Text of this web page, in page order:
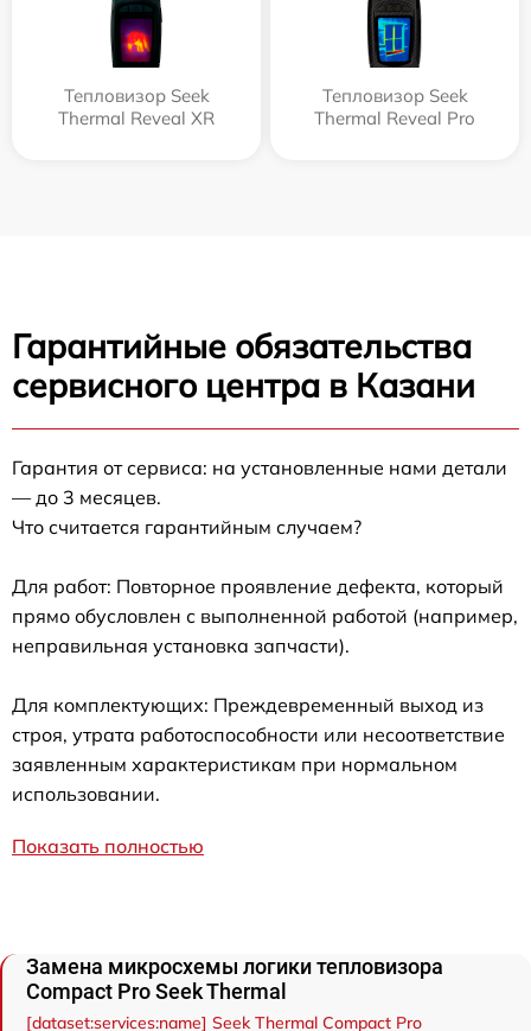
Тепловизор Seek
Thermal Reveal XR
Тепловизор Seek
Thermal Reveal Pro
Гарантийные обязательства
сервисного центра в Казани
Гарантия от сервиса: на установленные нами детали
— до 3 месяцев.
Что считается гарантийным случаем?
Для работ: Повторное проявление дефекта, который
прямо обусловлен с выполненной работой (например,
неправильная установка запчасти).
Для комплектующих: Преждевременный выход из
строя, утрата работоспособности или несоответствие
заявленным характеристикам при нормальном
использовании.
Показать полностью
Замена микросхемы логики тепловизора
Compact Pro Seek Thermal
[dataset:services:name] Seek Thermal Compact Pro